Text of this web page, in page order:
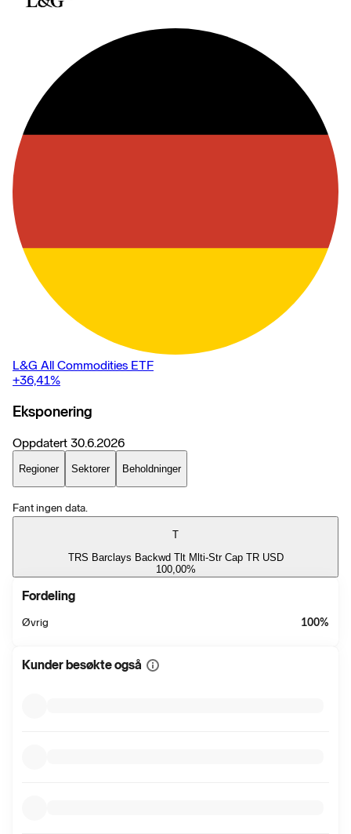
L&G All Commodities ETF
+36,41%
Eksponering
Oppdatert 30.6.2026
Regioner Sektorer Beholdninger
Fant ingen data.
T
TRS Barclays Backwd Tlt Mlti-Str Cap TR USD
100,00%
Fordeling
Øvrig 100%
Kunder besøkte også Vis